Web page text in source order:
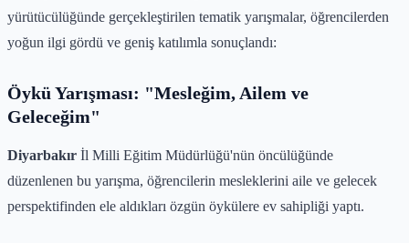
yürütücülüğünde gerçekleştirilen tematik yarışmalar, öğrencilerden
yoğun ilgi gördü ve geniş katılımla sonuçlandı:
Öykü Yarışması: "Mesleğim, Ailem ve
Geleceğim"
Diyarbakır İl Milli Eğitim Müdürlüğü'nün öncülüğünde
düzenlenen bu yarışma, öğrencilerin mesleklerini aile ve gelecek
perspektifinden ele aldıkları özgün öykülere ev sahipliği yaptı.